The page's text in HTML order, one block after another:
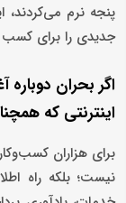
پنجه نرم می‌کردند،
جدیدی را برای کسب
اگر بحران دوباره
اینترنتی که
برای هزاران
نیست؛ بلکه راه